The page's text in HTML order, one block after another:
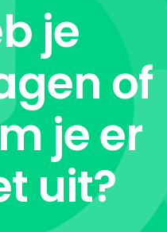
je
of
je er
uit?